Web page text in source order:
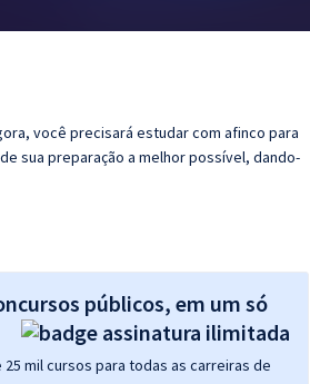
você precisará estudar com afinco para
sua preparação a melhor possível, dando-
públicos, em um só
mil cursos para todas as carreiras de